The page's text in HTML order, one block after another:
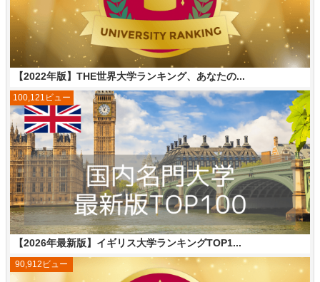
【2022年版】THE世界大学ランキング、あなたの...
【2026年最新版】イギリス大学ランキングTOP1...
100,121ビュー
90,912ビュー